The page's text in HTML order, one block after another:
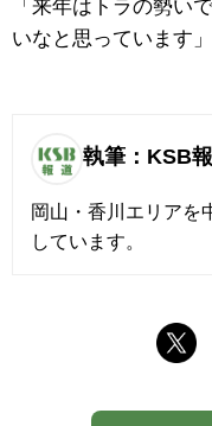
「来年はトラの勢い
いなと思っています」
執筆：KSB
岡山・香川エリアを
しています。